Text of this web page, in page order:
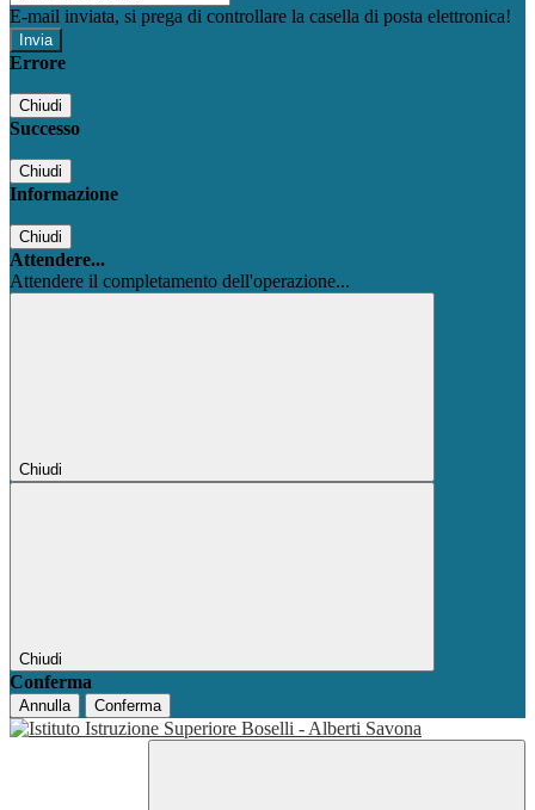
E-mail inviata, si prega di controllare la casella di posta elettronica!
Errore
Chiudi
Successo
Chiudi
Informazione
Chiudi
Attendere...
Attendere il completamento dell'operazione...
Chiudi
Chiudi
Conferma
Annulla Conferma